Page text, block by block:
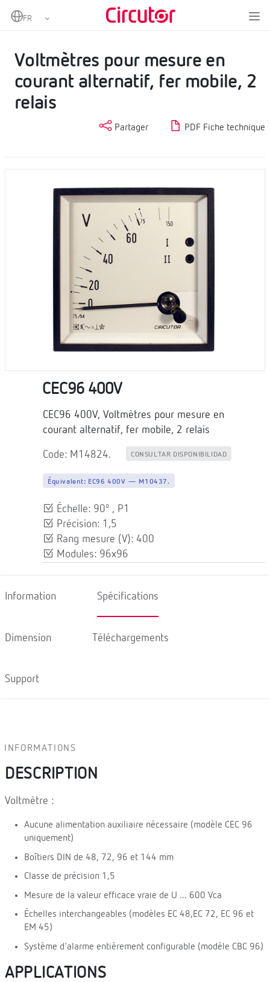
Home
Voltmètres CA
Voltmètres pour mesure en
courant alternatif, fer mobile, 2
relais
Partager PDF Fiche technique
CEC96 400V
CEC96 400V, Voltmètres pour mesure en
courant alternatif, fer mobile, 2 relais
Code: M14824. CONSULTAR DISPONIBILIDAD
Équivalent: EC96 400V — M10437.
Échelle: 90º , P1
Précision: 1,5
Rang mesure (V): 400
Modules: 96x96
Information Spécifications
Dimension Téléchargements
Support
INFORMATIONS
DESCRIPTION
Voltmètre :
Aucune alimentation auxiliaire nécessaire (modèle CEC 96
uniquement)
Boîtiers DIN de 48, 72, 96 et 144 mm
Classe de précision 1,5
Mesure de la valeur efficace vraie de U ... 600 Vca
Échelles interchangeables (modèles EC 48,EC 72, EC 96 et
EM 45)
Système d'alarme entièrement configurable (modèle CBC 96)
APPLICATIONS